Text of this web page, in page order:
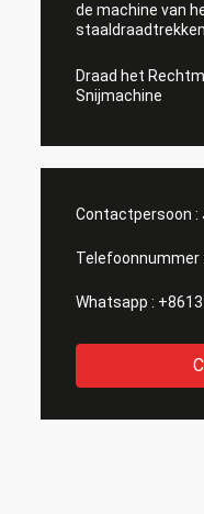
de machine van
staaldraadtrekken
Draad het
Snijmachine
Contactpersoon :
Telefoonnummer :
Whatsapp :